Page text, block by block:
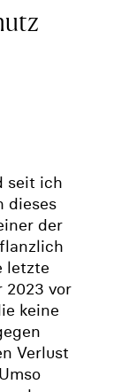
seit ich
dieses
der
letzte
2023 vor
keine
Verlust